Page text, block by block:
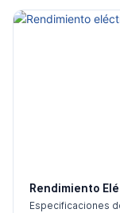
Rendimiento
Especificaciones